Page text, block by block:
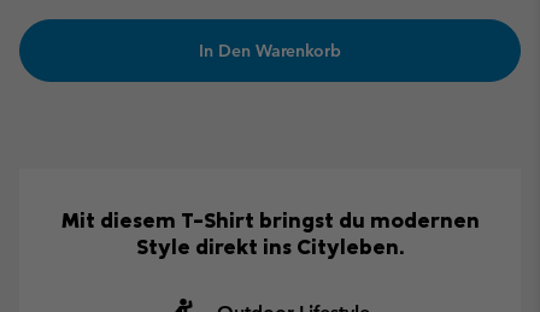
In Den Warenkorb
Mit diesem T-Shirt bringst du modernen
Style direkt ins Cityleben.